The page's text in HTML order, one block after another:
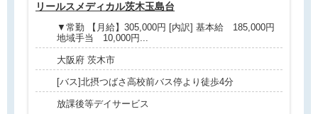
リールスメディカル茨木玉島台
▼常勤 【月給】305,000円 [内訳] 基本給 185,000円
地域手当 10,000円...
大阪府 茨木市
[バス]北摂つばさ高校前バス停より徒歩4分
放課後等デイサービス